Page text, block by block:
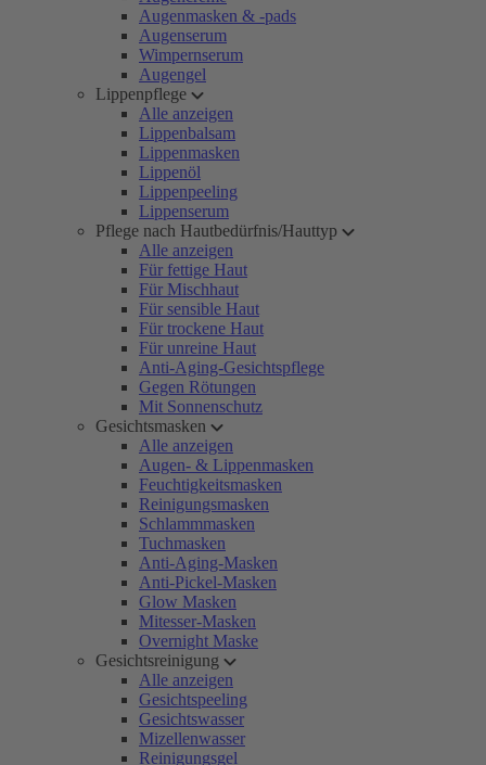
Augenmasken & -pads
Augenserum
Wimpernserum
Augengel
Lippenpflege
Alle anzeigen
Lippenbalsam
Lippenmasken
Lippenöl
Lippenpeeling
Lippenserum
Pflege nach Hautbedürfnis/Hauttyp
Alle anzeigen
Für fettige Haut
Für Mischhaut
Für sensible Haut
Für trockene Haut
Für unreine Haut
Anti-Aging-Gesichtspflege
Gegen Rötungen
Mit Sonnenschutz
Gesichtsmasken
Alle anzeigen
Augen- & Lippenmasken
Feuchtigkeitsmasken
Reinigungsmasken
Schlammmasken
Tuchmasken
Anti-Aging-Masken
Anti-Pickel-Masken
Glow Masken
Mitesser-Masken
Overnight Maske
Gesichtsreinigung
Alle anzeigen
Gesichtspeeling
Gesichtswasser
Mizellenwasser
Reinigungsgel